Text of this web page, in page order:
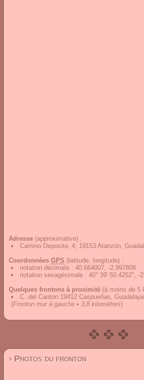
Adresse (approximative) :
Camino Deposito, 4, 19153 Atanzón,
Coordonnées GPS (latitude, longitude) :
notation décimale : 40.664007, -2.997808
notation sexagésimale : 40° 39' 50.4252", -
Quelques frontons à proximité (à moins de 5
C. del Canton 19412 Caspueñas,
(Fronton mur à gauche • 3,8 kilomètres)
› Photos du fronton